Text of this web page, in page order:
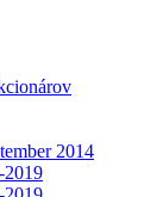
2014
2019